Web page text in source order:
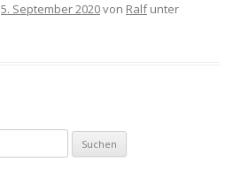
5. September 2020von Ralfunter